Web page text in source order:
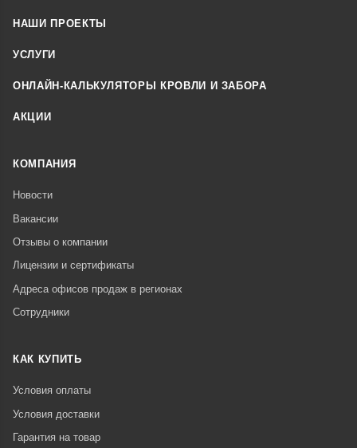
НАШИ ПРОЕКТЫ
УСЛУГИ
ОНЛАЙН-КАЛЬКУЛЯТОРЫ КРОВЛИ И ЗАБОРА
АКЦИИ
КОМПАНИЯ
Новости
Вакансии
Отзывы о компании
Лицензии и сертификаты
Адреса офисов продаж в регионах
Сотрудники
КАК КУПИТЬ
Условия оплаты
Условия доставки
Гарантия на товар